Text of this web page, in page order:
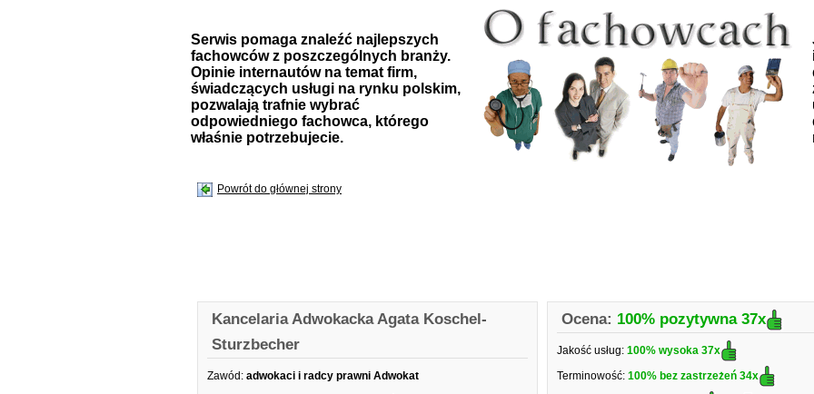
Serwis pomaga znaleźć najlepszych
fachowców z poszczególnych branży.
Opinie internautów na temat firm,
świadczących usługi na rynku polskim,
pozwalają trafnie wybrać
odpowiedniego fachowca, którego
właśnie potrzebujecie.
Powrót do głównej strony
Kancelaria Adwokacka Agata Koschel-
Sturzbecher
Zawód: adwokaci i radcy prawni Adwokat
Ocena: 100% pozytywna 37x
Jakość usług: 100% wysoka 37x
Terminowość: 100% bez zastrzeżeń 34x